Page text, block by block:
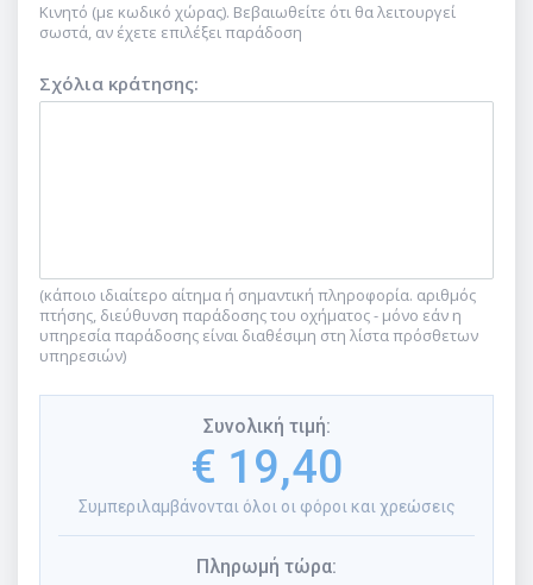
Κινητό (με κωδικό χώρας). Βεβαιωθείτε ότι θα λειτουργεί
σωστά, αν έχετε επιλέξει παράδοση
Σχόλια κράτησης:
(κάποιο ιδιαίτερο αίτημα ή σημαντική πληροφορία. αριθμός
πτήσης, διεύθυνση παράδοσης του οχήματος - μόνο εάν η
υπηρεσία παράδοσης είναι διαθέσιμη στη λίστα πρόσθετων
υπηρεσιών)
Συνολική τιμή:
€ 19,40
Συμπεριλαμβάνονται όλοι οι φόροι και χρεώσεις
Πληρωμή τώρα: